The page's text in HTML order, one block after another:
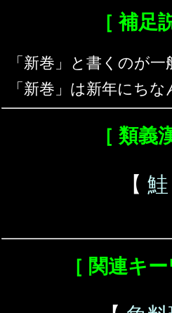
［ 補足
「新巻」と書くのが一
「新巻」は新年にちな
［ 類義
【 鮭
［ 関連キ